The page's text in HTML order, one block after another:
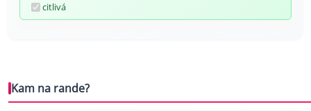
citlivá
Kam na rande?